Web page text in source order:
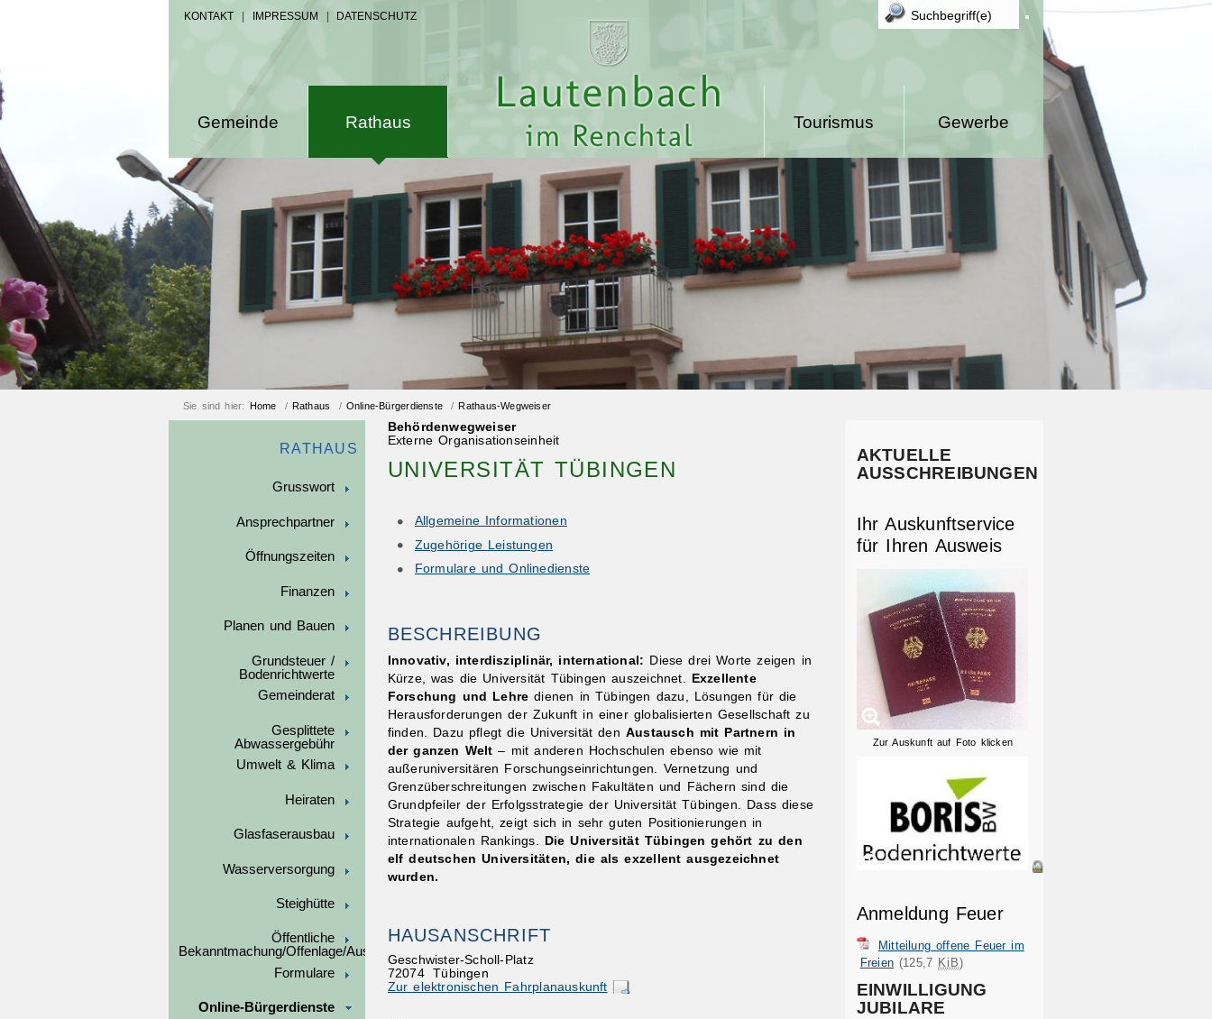
KONTAKT IMPRESSUM DATENSCHUTZ
Gemeinde Rathaus Gewerbe
Tourismus
Sie sind hier: Home / Rathaus / Online-Bürgerdienste / Rathaus-Wegweiser
RATHAUS
Grusswort
Ansprechpartner
Öffnungszeiten
Finanzen
Planen und Bauen
Grundsteuer /
Bodenrichtwerte
Gemeinderat
Gesplittete
Abwassergebühr
Umwelt & Klima
Heiraten
Glasfaserausbau
Wasserversorgung
Steighütte
Öffentliche
Bekanntmachung/Offenlage/Ausschreibungen
Formulare
Online-Bürgerdienste
Behördenwegweiser
Externe Organisationseinheit
UNIVERSITÄT TÜBINGEN
Allgemeine Informationen
Zugehörige Leistungen
Formulare und Onlinedienste
BESCHREIBUNG
Innovativ, interdisziplinär, international: Diese drei Worte zeigen in
Kürze, was die Universität Tübingen auszeichnet.
Exzellente
Forschung und Lehre dienen in Tübingen dazu, Lösungen für die
Herausforderungen der Zukunft in einer globalisierten Gesellschaft zu
finden. Dazu pflegt die Universität den Austausch mit Partnern in
der ganzen Welt– mit anderen Hochschulen ebenso wie mit
außeruniversitären Forschungseinrichtungen. Vernetzung und
Grenzüberschreitungen zwischen Fakultäten und Fächern sind die
Grundpfeiler der Erfolgsstrategie der Universität Tübingen. Dass diese
Strategie aufgeht, zeigt sich in sehr guten Positionierungen in
internationalen Rankings.
Die Universität Tübingen gehört zu den
elf deutschen Universitäten, die als exzellent ausgezeichnet
wurden.
HAUSANSCHRIFT
Geschwister-Scholl-Platz
72074
Tübingen
Zur elektronischen Fahrplanauskunft
AKTUELLE
AUSSCHREIBUNGEN
Ihr Auskunftservice
für Ihren Ausweis
Zur Auskunft auf Foto klicken
Anmeldung Feuer
Mitteilung offene Feuer im
Freien (125,7 KiB)
EINWILLIGUNG
JUBILARE